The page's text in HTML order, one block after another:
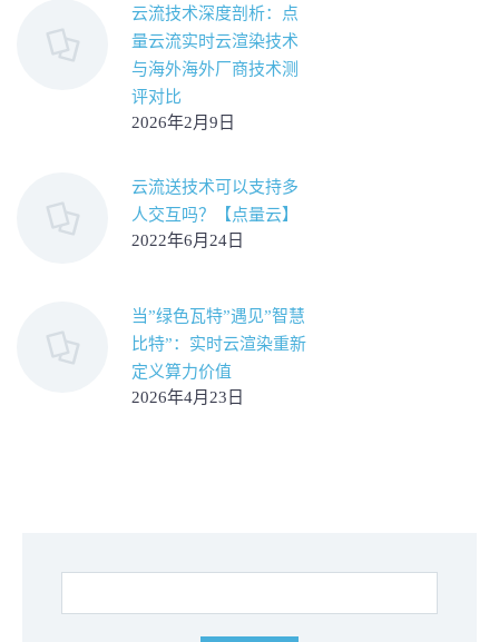
云流技术深度剖析：点
量云流实时云渲染技术
与海外海外厂商技术测
评对比
2026年2月9日
云流送技术可以支持多
人交互吗？【点量云】
2022年6月24日
当”绿色瓦特”遇见”智慧
比特”：实时云渲染重新
定义算力价值
2026年4月23日